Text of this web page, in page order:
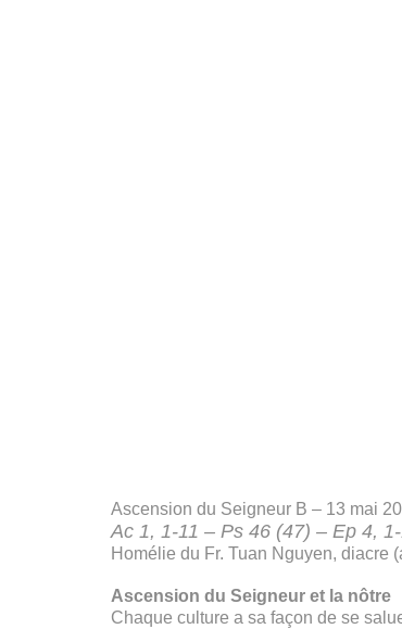
Ascension du Seigneur B – 13 mai
Ac 1, 1-11 – Ps 46 (47) – Ep 4,
Homélie du Fr. Tuan Nguyen, diacre
Ascension du Seigneur et la nôtre
Chaque culture a sa façon de se